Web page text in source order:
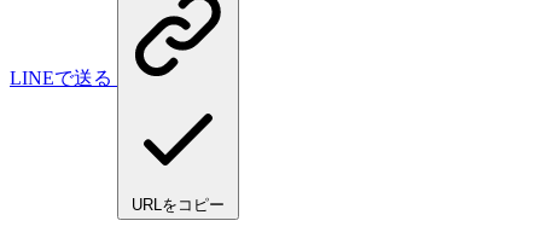
LINEで送る
URLをコピー